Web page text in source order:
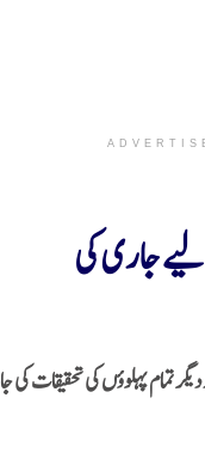
جاری کی
تمام پہلوؤں کی تحقیقات کی